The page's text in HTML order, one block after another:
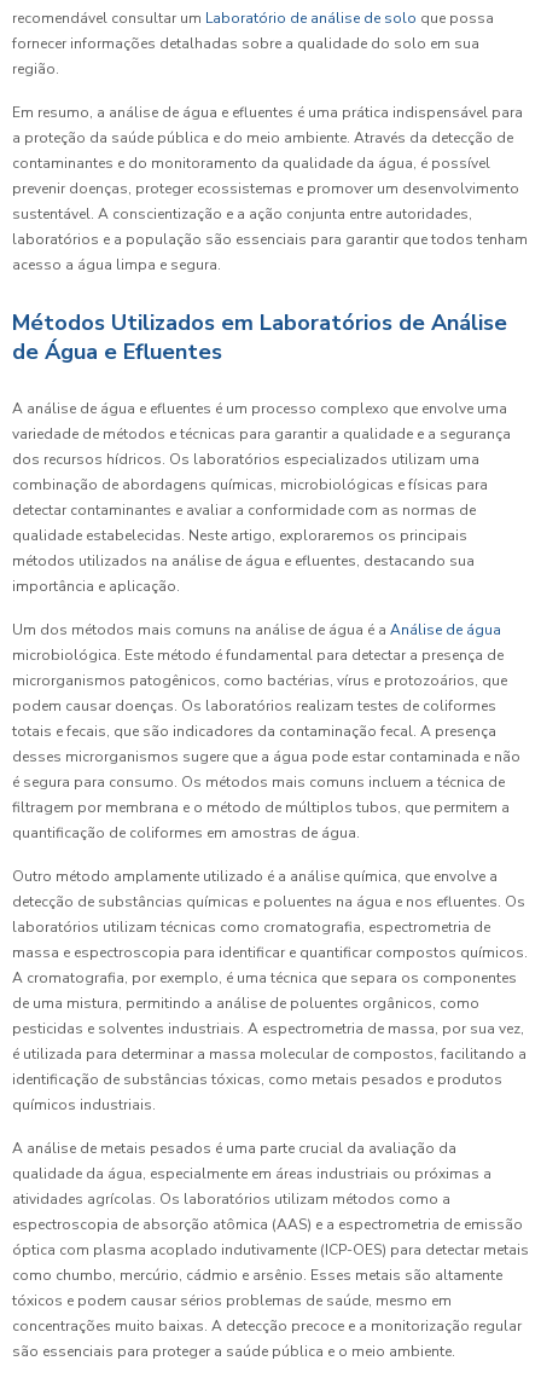
recomendável consultar um Laboratório de análise de solo que possa
fornecer informações detalhadas sobre a qualidade do solo em sua
região.
Em resumo, a análise de água e efluentes é uma prática indispensável para
a proteção da saúde pública e do meio ambiente. Através da detecção de
contaminantes e do monitoramento da qualidade da água, é possível
prevenir doenças, proteger ecossistemas e promover um desenvolvimento
sustentável. A conscientização e a ação conjunta entre autoridades,
laboratórios e a população são essenciais para garantir que todos tenham
acesso a água limpa e segura.
Métodos Utilizados em Laboratórios de Análise
de Água e Efluentes
A análise de água e efluentes é um processo complexo que envolve uma
variedade de métodos e técnicas para garantir a qualidade e a segurança
dos recursos hídricos. Os laboratórios especializados utilizam uma
combinação de abordagens químicas, microbiológicas e físicas para
detectar contaminantes e avaliar a conformidade com as normas de
qualidade estabelecidas. Neste artigo, exploraremos os principais
métodos utilizados na análise de água e efluentes, destacando sua
importância e aplicação.
Um dos métodos mais comuns na análise de água é a Análise de água
microbiológica. Este método é fundamental para detectar a presença de
microrganismos patogênicos, como bactérias, vírus e protozoários, que
podem causar doenças. Os laboratórios realizam testes de coliformes
totais e fecais, que são indicadores da contaminação fecal. A presença
desses microrganismos sugere que a água pode estar contaminada e não
é segura para consumo. Os métodos mais comuns incluem a técnica de
filtragem por membrana e o método de múltiplos tubos, que permitem a
quantificação de coliformes em amostras de água.
Outro método amplamente utilizado é a análise química, que envolve a
detecção de substâncias químicas e poluentes na água e nos efluentes. Os
laboratórios utilizam técnicas como cromatografia, espectrometria de
massa e espectroscopia para identificar e quantificar compostos químicos.
A cromatografia, por exemplo, é uma técnica que separa os componentes
de uma mistura, permitindo a análise de poluentes orgânicos, como
pesticidas e solventes industriais. A espectrometria de massa, por sua vez,
é utilizada para determinar a massa molecular de compostos, facilitando a
identificação de substâncias tóxicas, como metais pesados e produtos
químicos industriais.
A análise de metais pesados é uma parte crucial da avaliação da
qualidade da água, especialmente em áreas industriais ou próximas a
atividades agrícolas. Os laboratórios utilizam métodos como a
espectroscopia de absorção atômica (AAS) e a espectrometria de emissão
óptica com plasma acoplado indutivamente (ICP-OES) para detectar metais
como chumbo, mercúrio, cádmio e arsênio. Esses metais são altamente
tóxicos e podem causar sérios problemas de saúde, mesmo em
concentrações muito baixas. A detecção precoce e a monitorização regular
são essenciais para proteger a saúde pública e o meio ambiente.